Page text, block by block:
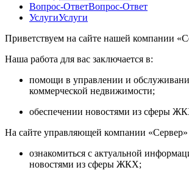
Вопрос-ОтветВопрос-Ответ
УслугиУслуги
Приветствуем на сайте нашей компании
Наша работа для вас заключается в:
помощи в управлении и
коммерческой недвижимости;
обеспечении новостями из сферы
На сайте управляющей компании
ознакомиться с актуальной
новостями из сферы ЖКХ;